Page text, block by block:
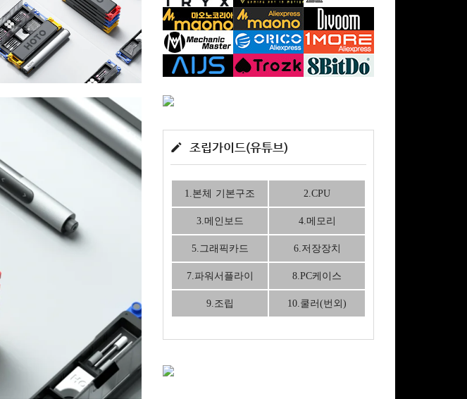
조립가이드(유튜브)
1.본체 기본구조 2.CPU
3.메인보드 4.메모리
5.그래픽카드 6.저장장치
7.파워서플라이 8.PC케이스
9.조립 10.쿨러(번외)